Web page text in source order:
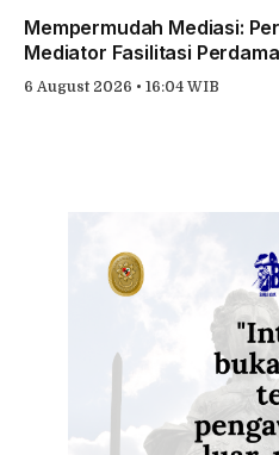
Mempermudah Mediasi:
Mediator Fasilitasi
6 August 2026 • 16:04 WIB